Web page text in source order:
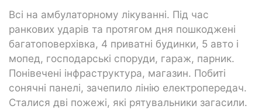
Всі на амбулаторному лікуванні. Під час
ранкових ударів та протягом дня пошкоджені
багатоповерхівка, 4 приватні будинки, 5 авто і
мопед, господарські споруди, гараж, парник.
Понівечені інфраструктура, магазин. Побиті
сонячні панелі, зачепило лінію електропередач.
Сталися дві пожежі, які рятувальники загасили.